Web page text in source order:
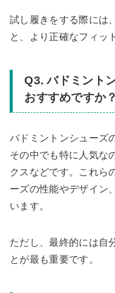
試し履きをする際には
と、より正確なフィッ
Q3. バドミント
おすすめですか？
バドミントンシューズ
その中でも特に人気な
クスなどです。これら
ーズの性能やデザイン
います。
ただし、最終的には自
とが最も重要です。